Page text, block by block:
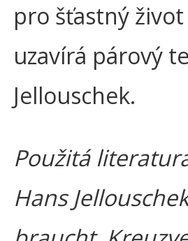
pro šťastný
uzavírá párový
Jellouschek.
Použitá
Hans